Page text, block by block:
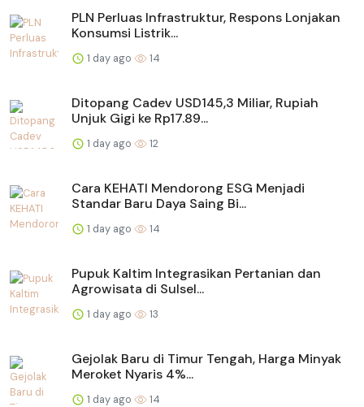
PLN Perluas Infrastruktur, Respons Lonjakan
Konsumsi Listrik...
1 day ago 14
Ditopang Cadev USD145,3 Miliar, Rupiah
Unjuk Gigi ke Rp17.89...
1 day ago 12
Cara KEHATI Mendorong ESG Menjadi
Standar Baru Daya Saing Bi...
1 day ago 14
Pupuk Kaltim Integrasikan Pertanian dan
Agrowisata di Sulsel...
1 day ago 13
Gejolak Baru di Timur Tengah, Harga Minyak
Meroket Nyaris 4%...
1 day ago 14